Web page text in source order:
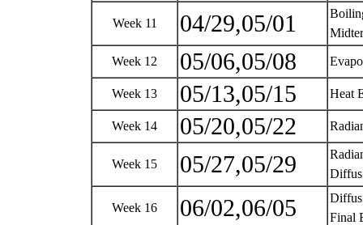
Week 11 04/29,05/01
Week 12 05/06,05/08
Week 13 05/13,05/15 Heat
Week 14 05/20,05/22
Week 15 05/27,05/29
Week 16 06/02,06/05
Final